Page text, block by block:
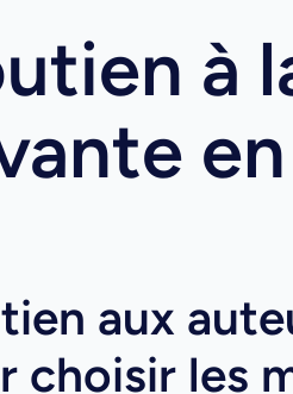
à
aux
choisir les